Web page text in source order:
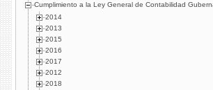
Cumplimiento a la Ley General de Contabilidad
2014
2013
2015
2016
2017
2012
2018